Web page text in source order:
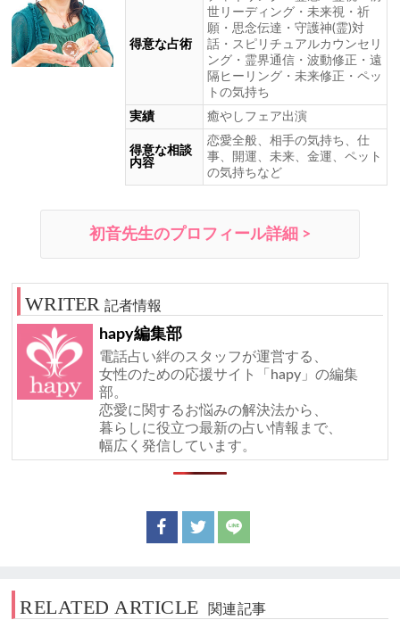
得意な占術
世リーディング・未来視・祈
願・思念伝達・守護神(霊)対
話・スピリチュアルカウンセリ
ング・霊界通信・波動修正・遠
隔ヒーリング・未来修正・ペッ
トの気持ち
実績
癒やしフェア出演
得意な相談
内容
恋愛全般、相手の気持ち、仕
事、開運、未来、金運、ペット
の気持ちなど
初音先生のプロフィール詳細 >
記者情報
hapy編集部
電話占い絆のスタッフが運営する、
女性のための応援サイト「hapy」の編集
部。
恋愛に関するお悩みの解決法から、
暮らしに役立つ最新の占い情報まで、
幅広く発信しています。
RELATED ARTICLE 関連記事